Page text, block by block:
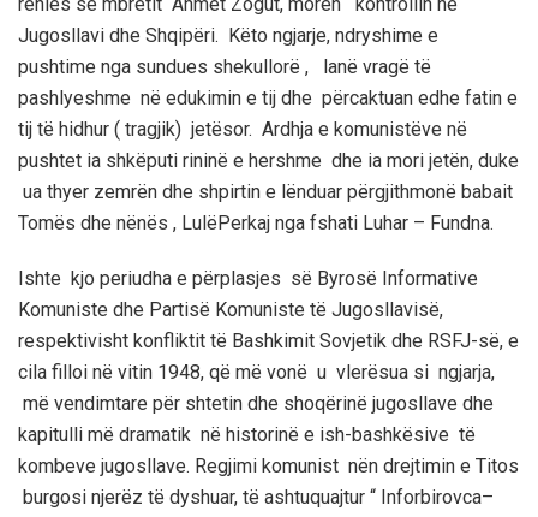
rënies së mbretit Ahmet Zogut, morën kontrollin në
Jugosllavi dhe Shqipëri. Këto ngjarje, ndryshime e
pushtime nga sundues shekullorë , lanë vragë të
pashlyeshme në edukimin e tij dhe përcaktuan edhe fatin e
tij të hidhur ( tragjik) jetësor. Ardhja e komunistëve në
pushtet ia shkëputi rininë e hershme dhe ia mori jetën, duke
ua thyer zemrën dhe shpirtin e lënduar përgjithmonë babait
Tomës dhe nënës , Lulë Perkaj nga fshati Luhar – Fundna.
Ishte kjo periudha e përplasjes së Byrosë Informative
Komuniste dhe Partisë Komuniste të Jugosllavisë,
respektivisht konfliktit të Bashkimit Sovjetik dhe RSFJ-së, e
cila filloi në vitin 1948, që më vonë u vlerësua si ngjarja,
më vendimtare për shtetin dhe shoqërinë jugosllave dhe
kapitulli më dramatik në historinë e ish-bashkësive të
kombeve jugosllave. Regjimi komunist nën drejtimin e Titos
burgosi njerëz të dyshuar, të ashtuquajtur “ nforbirovca–